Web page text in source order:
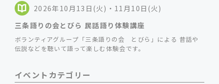
2026年10月13日(火)・11月10日(火)
三条語りの会とびら 民話語り体験講座
ボランティアグループ「三条語りの会 とびら」による 昔話や
伝説などを聴いて語って楽しむ体験会です。
イベントカテゴリー